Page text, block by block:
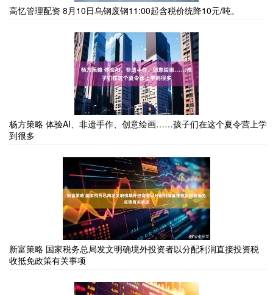
高忆管理配资 8月10日乌钢废钢11:00起含税价统降10元/吨。
杨方策略 体验AI、非遗手作、创意绘画……孩子们在这个夏令营上学
到很多
新富策略 国家税务总局发文明确境外投资者以分配利润直接投资税
收抵免政策有关事项